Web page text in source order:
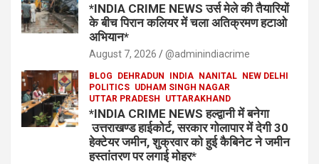
*INDIA CRIME NEWS उर्स मेले की तैयारियों
के बीच पिरान कलियर में चला अतिक्रमण हटाओ
अभियान*
August 7, 2026 @adminindiacrime
BLOG DEHRADUN INDIA NANITAL NEW DELHI
POLITICS UDHAM SINGH NAGAR
UTTAR PRADESH
UTTARAKHAND
*INDIA CRIME NEWS हल्द्वानी में बनेगा
उत्तराखण्ड हाईकोर्ट, सरकार गोलापार में देगी 30
हेक्टेयर जमीन, शुक्रवार को हुई कैबिनेट ने जमीन
हस्तांतरण पर लगाई मोहर*